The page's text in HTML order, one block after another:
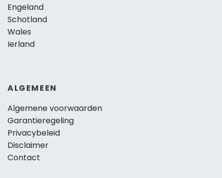
Engeland
Schotland
Wales
Ierland
ALGEMEEN
Algemene voorwaarden
Garantieregeling
Privacybeleid
Disclaimer
Contact